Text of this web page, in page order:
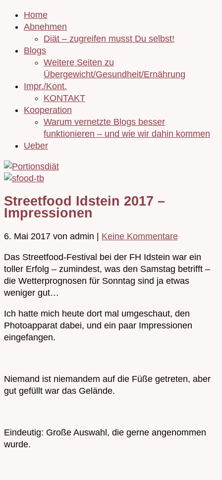
Home
Abnehmen
Diät – zugreifen musst Du selbst!
Blogs
Weitere Seiten zu
Übergewicht/Gesundheit/Ernährung
Impr./Kont.
KONTAKT
Kooperation
Warum vernetzte Blogs besser
funktionieren – und wie wir dahin kommen
Ueber
Streetfood Idstein 2017 –
Impressionen
6. Mai 2017 von admin | Keine Kommentare
Das Streetfood-Festival bei der FH Idstein war ein
toller Erfolg – zumindest, was den Samstag betrifft –
die Wetterprognosen für Sonntag sind ja etwas
weniger gut…
Ich hatte mich heute dort mal umgeschaut, den
Photoapparat dabei, und ein paar Impressionen
eingefangen.
Niemand ist niemandem auf die Füße getreten, aber
gut gefüllt war das Gelände.
Eindeutig: Große Auswahl, die gerne angenommen
wurde.